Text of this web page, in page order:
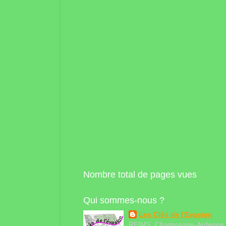
Nombre total de pages vues
Qui sommes-nous ?
Les Clés de l'Evasion